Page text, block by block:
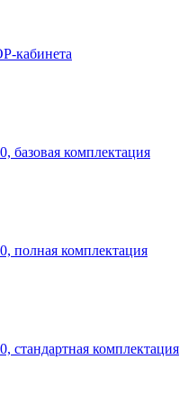
кабинета
комплектация
полная комплектация
комплектация